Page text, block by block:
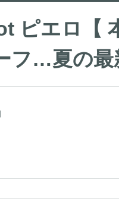
ピエロ【
フ…夏の最